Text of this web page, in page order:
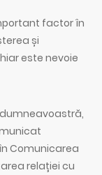
factor în
și
este nevoie
Comunicarea
relației cu